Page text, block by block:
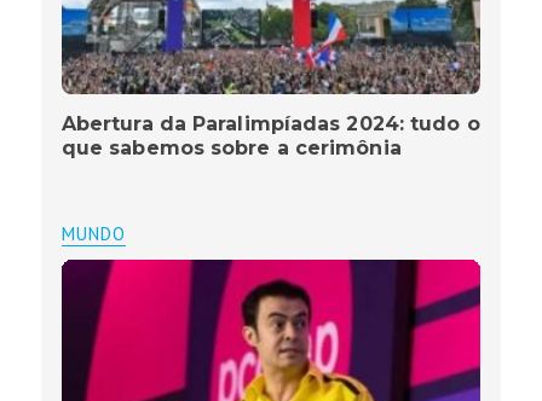
Abertura da Paralimpíadas 2024: tudo o
que sabemos sobre a cerimônia
MUNDO